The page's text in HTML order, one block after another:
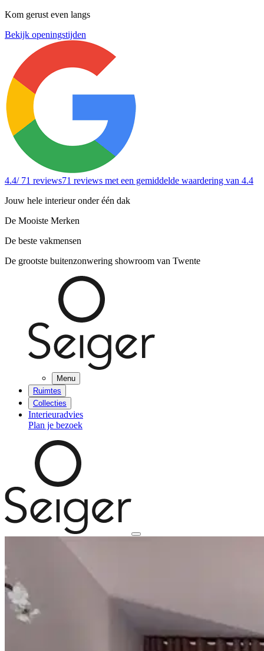
Kom gerust even langs
Bekijk openingstijden
4.4/ 71 reviews71 reviews met een gemiddelde waardering van 4.4
Jouw hele interieur onder één dak
De Mooiste Merken
De beste vakmensen
De grootste buitenzonwering showroom van Twente
Menu
Ruimtes
Collecties
Interieuradvies
Plan je bezoek